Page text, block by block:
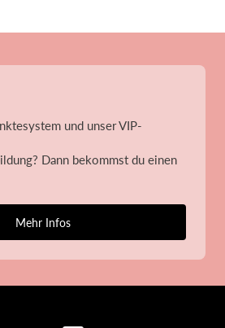
und unser VIP-
Dann bekommst du einen
Mehr Infos